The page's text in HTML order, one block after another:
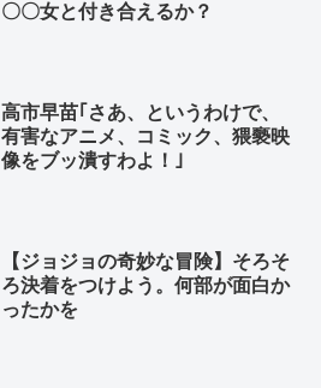
〇〇女と付き合えるか？
高市早苗｢さあ、というわけで、
有害なアニメ、コミック、猥褻映
像をブッ潰すわよ！｣
【ジョジョの奇妙な冒険】そろそ
ろ決着をつけよう。何部が面白か
ったかを